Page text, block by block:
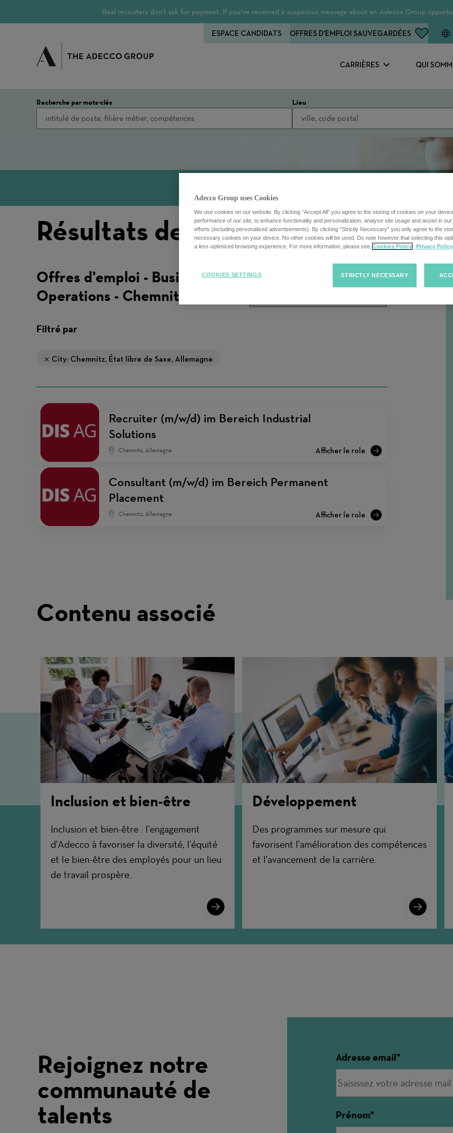
Real recruiters don’t ask for payment. If you’ve received a suspicious message about an Adecco Group
CARRIÈRES QUI
ESPACE CANDIDATS OFFRES D'EMPLOI SAUVEGARDÉES
Recherche par mots-clés Lieu
Résultats de recherche
Trier
Trier les offres d'emploi
Offres d'emploi - Business
Operations - Chemnitz
Filtré par
City: Chemnitz, État libre de Saxe, Allemagne
Recruiter (m/w/d) im Bereich Industrial
Solutions
Chemnitz, Allemagne
Consultant (m/w/d) im Bereich Permanent
Placement
Chemnitz, Allemagne
Contenu associé
Inclusion et bien-être
Inclusion et bien-être : l'engagement
d'Adecco à favoriser la diversité, l'équité
et le bien-être des employés pour un lieu
de travail prospère.
Learn
More
Développement
Des programmes sur mesure qui
favorisent l'amélioration des compétences
et l'avancement de la carrière.
Learn
More
Rejoignez notre
communauté de
talents
Adresse email
Prénom
Adecco Group uses Cookies
We use cookies on our website. By clicking “Accept All” you agree to the storing of cookies on your
performance of our site, to enhance functionality and personalization, analyse site usage and assist in
efforts (including personalised advertisements). By clicking “Strictly Necessary” you only agree to the
necessary cookies on your device. No other cookies will be used. Do note however that selecting this
a less optimized browsing experience. For more information, please see Cookies Policy Privacy Policy
STRICTLY NECESSARY
COOKIES SETTINGS